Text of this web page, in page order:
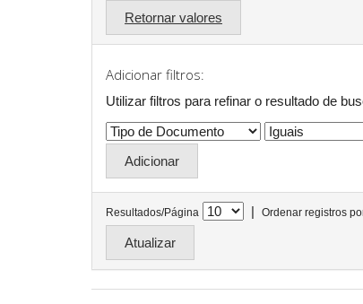
Retornar valores
Adicionar filtros:
Utilizar filtros para refinar o resultado de
Resultados/Página | Ordenar registros